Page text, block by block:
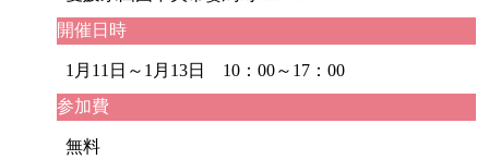
開催日時
1月11日～1月13日 10：00～17：00
参加費
無料